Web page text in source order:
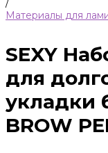
/
Материалы для
SEXY
для
укладки
BROW